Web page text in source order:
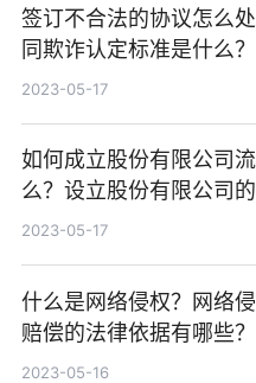
签订不合法的协议怎么
同欺诈认定标准是什么？
2023-05-17
如何成立股份有限公司
么？设立股份有限公司
什么？
2023-05-17
什么是网络侵权？网络
赔偿的法律依据有哪些？
2023-05-16